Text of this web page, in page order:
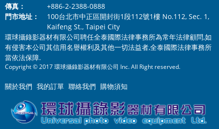
傳真：
+886-2-2388-0888
門市地址：
100台北市中正區開封街1段112號1樓 No.112, Sec. 1,
Kaifeng St., Taipei City
環球攝錄影器材有限公司聘任全泰國際法律事務所為常年法律顧問,如
有侵害本公司其信用名譽權利及其他一切法益者,全泰國際法律事務所
當依法保障.
Copyright © 2017 環球攝錄影器材有限公司 Inc. All Right reserved.
關於我們 我的訂單 聯絡我們 購物須知